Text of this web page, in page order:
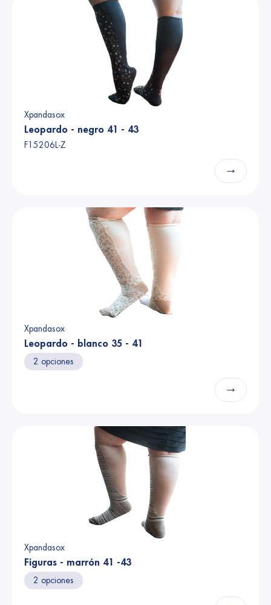
Xpandasox
Leopardo - negro 41 - 43
F15206L-Z
→
Xpandasox
Leopardo - blanco 35 - 41
2 opciones
→
Xpandasox
Figuras - marrón 41 -43
2 opciones